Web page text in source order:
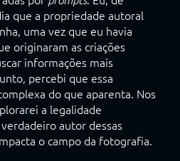
que a propriedade autoral
uma vez que eu havia
originaram as criações
informações mais
percebi que essa
do que aparenta. Nos
a legalidade
autor dessas
o campo da fotografia.